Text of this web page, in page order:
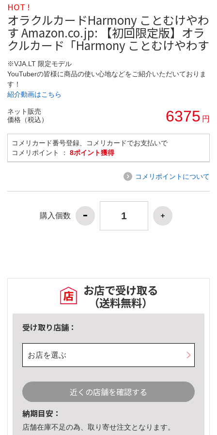
HOT !
オラクルカードHarmony ことむけやわ
す Amazon.co.jp: 【初回限定版】オラ
クルカード「Harmony ことむけやわす
※VJA.LT 限定モデル
YouTuberの皆様に商品の使い心地などをご紹介いただいておりま
す！
紹介動画はこちら
ネット販売
価格（税込）
6375 円
コメリカード番号登録、コメリカードでお支払いで
コメリポイント ： 8ポイント獲得
コメリポイントについて
購入個数
お店で受け取る
（送料無料）
受け取り店舗：
お店を選ぶ
近くの店舗を確認する
納期目安：
店舗在庫不足の為、取り寄せ注文となります。